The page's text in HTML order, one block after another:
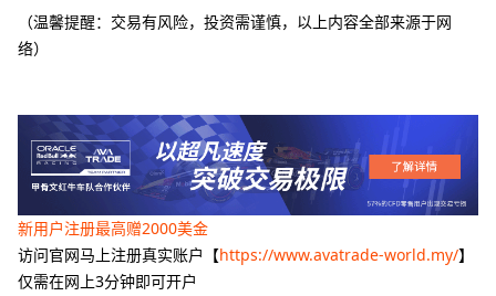
（温馨提醒：交易有风险，投资需谨慎，以上内容全部来源于网
络）
新用户注册最高赠2000美金
访问官网马上注册真实账户【https://www.avatrade-world.my/】
仅需在网上3分钟即可开户